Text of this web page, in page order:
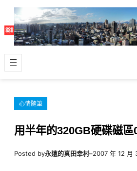
主
容
心情隨筆
用半年的320GB硬碟磁區
Posted by永遠的真田幸村–2007 年 12 月